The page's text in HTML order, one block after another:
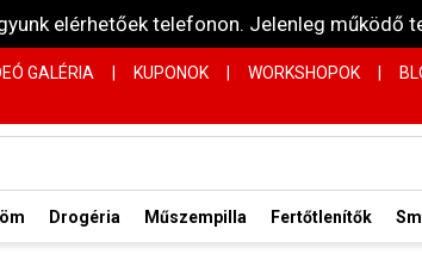
elérhetőek telefonon. Jelenleg
GALÉRIA KUPONOK WORKSHOPOK
Drogéria Műszempilla Fertőtlenítők